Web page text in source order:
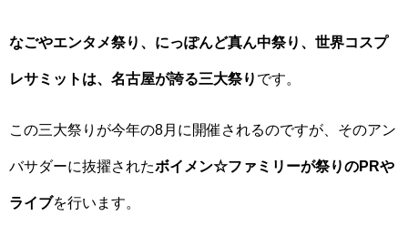
なごやエンタメ祭り、にっぽんど真ん中祭り、世界コスプ
レサミットは、名古屋が誇る三大祭り です。
この三大祭りが今年の8月に開催されるのですが、そのアン
バサダーに抜擢されたボイメン☆ファミリーが祭りのPRや
ライブを行います。